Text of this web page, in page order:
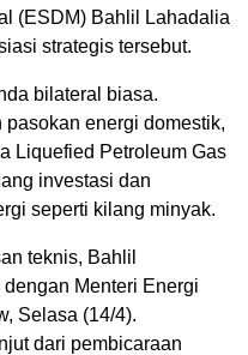
(ESDM) Bahlil Lahadalia
strategis tersebut.
bilateral biasa.
energi domestik,
Liquefied Petroleum Gas
investasi dan
seperti kilang minyak.
teknis, Bahlil
Menteri Energi
Selasa (14/4).
dari pembicaraan